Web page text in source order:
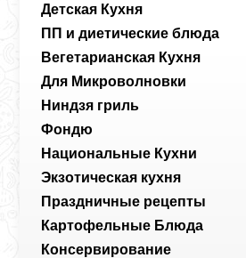
Детская Кухня
ПП и диетические блюда
Вегетарианская Кухня
Для Микроволновки
Ниндзя гриль
Фондю
Национальные Кухни
Экзотическая кухня
Праздничные рецепты
Картофельные Блюда
Консервирование